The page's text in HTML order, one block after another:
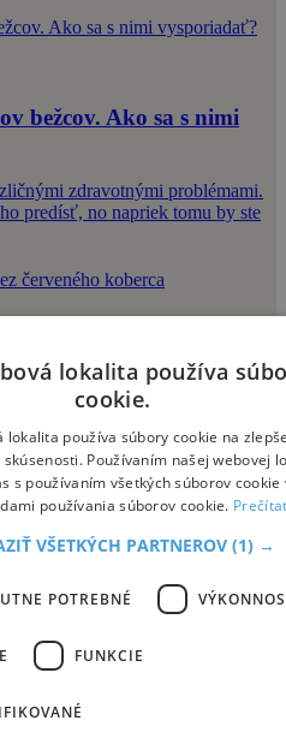
bežcov. Ako sa s nimi
zdravotnými problémami.
predísť, no napriek tomu by ste
bez červeného koberca
pobreží stane na pár dní
zmeniť vaše telo a
začiatky dokážu byť poriadne
na naše telo a myseľ -
lokalita používa
cookie.
lokalita používa súbory cookie na
Používaním našej webovej
s používaním všetkých súborov cookie
používania súborov cookie.
VŠETKÝCH PARTNEROV(1) →
POTREBNÉ
FUNKCIE